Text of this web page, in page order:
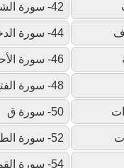
42- سورة الشورى
44- سورة الدخان
46- سورة الأحقاف
48- سورة الفتح
50- سورة ق
52- سورة الطور
54- سورة القمر